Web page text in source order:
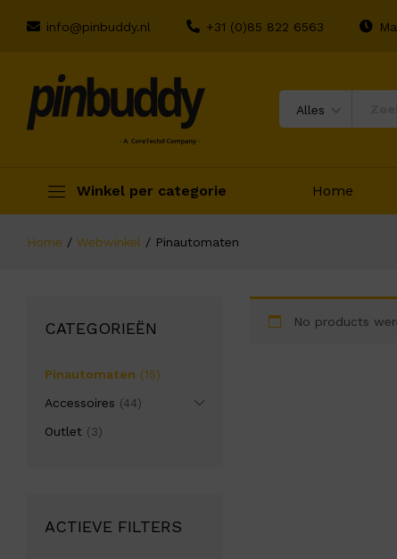
info@pinbuddy.nl +31 (0)85 822 6563
Alles
Winkel per categorie Home
Home / Webwinkel / Pinautomaten
No products
CATEGORIEËN
Pinautomaten (15)
Accessoires (44)
Outlet (3)
ACTIEVE FILTERS